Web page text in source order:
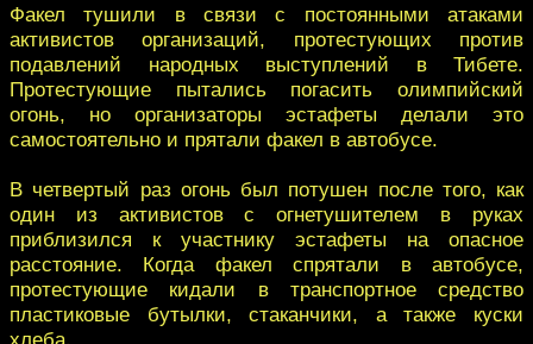
Факел тушили в связи с постоянными атаками
активистов организаций, протестующих против
подавлений народных выступлений в Тибете.
Протестующие пытались погасить олимпийский
огонь, но организаторы эстафеты делали это
самостоятельно и прятали факел в автобусе.
В четвертый раз огонь был потушен после того, как
один из активистов с огнетушителем в руках
приблизился к участнику эстафеты на опасное
расстояние. Когда факел спрятали в автобусе,
протестующие кидали в транспортное средство
пластиковые бутылки, стаканчики, а также куски
хлеба.